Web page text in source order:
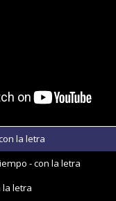
la letra
- con la letra
la letra